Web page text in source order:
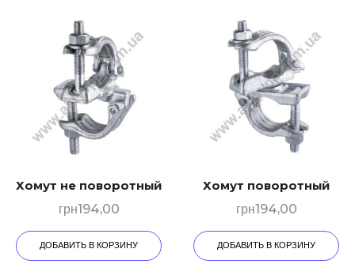
Хомут не поворотный
грн194,00
ДОБАВИТЬ В КОРЗИНУ
Хомут поворотный
грн194,00
ДОБАВИТЬ В КОРЗИНУ